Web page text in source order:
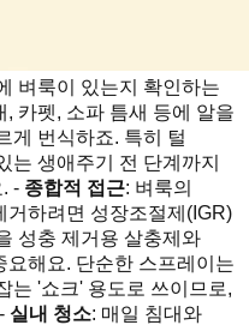
벼룩이 있는지 확인하는
카펫, 소파 틈새 등에 알을
게 번식하죠. 특히 털
는 생애주기 전 단계까지
- 종합적 접근: 벼룩의
하려면 성장조절제(IGR)
성충 제거용 살충제와
해요. 단순한 스프레이는
는 '쇼크' 용도로 쓰이므로,
실내 청소: 매일 침대와